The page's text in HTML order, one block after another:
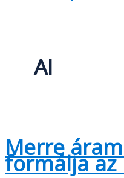
AI
Merre
formálja az